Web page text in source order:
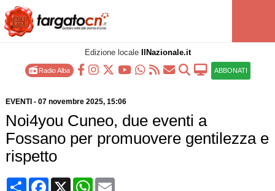
Edizione locale IlNazionale.it
Radio Alba ABBONATI
EVENTI - 07 novembre 2025, 15:06
Noi4you Cuneo, due eventi a
Fossano per promuovere gentilezza e
rispetto
CondividiFacebook
X WhatsApp
Email